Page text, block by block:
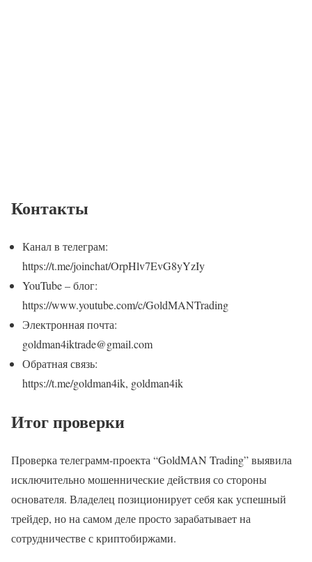
Контакты
Канал в телеграм:
https://t.me/joinchat/OrpHlv7EvG8yYzIy
YouTube – блог:
https://www.youtube.com/c/GoldMANTrading
Электронная почта:
goldman4iktrade@gmail.com
Обратная связь:
https://t.me/goldman4ik, goldman4ik
Итог проверки
Проверка телеграмм-проекта “GoldMAN Trading” выявила
исключительно мошеннические действия со стороны
основателя. Владелец позиционирует себя как успешный
трейдер, но на самом деле просто зарабатывает на
сотрудничестве с криптобиржами.